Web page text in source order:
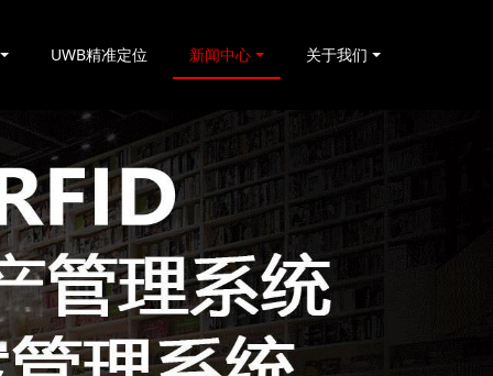
UWB精准定位 新闻中心 关于我们